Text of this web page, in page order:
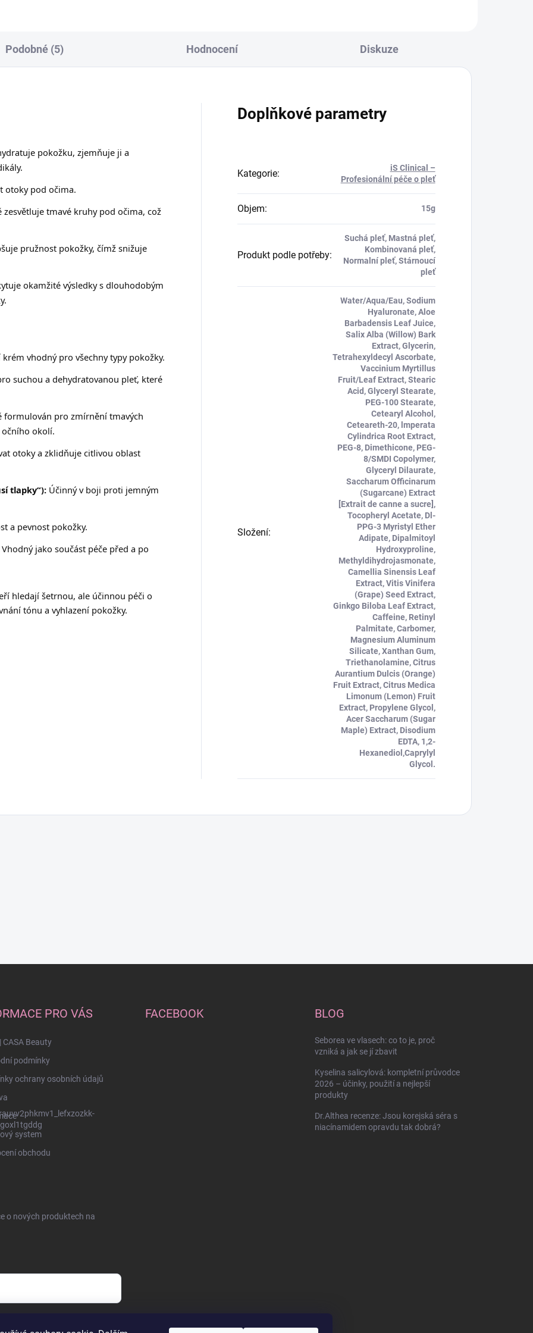
Podobné (5) Hodnocení Diskuze
pokožku, zjemňuje ji a
otoky pod očima.
zesvětluje tmavé kruhy pod očima, což
pružnost pokožky, čímž snižuje
okamžité výsledky s dlouhodobým
vhodný pro všechny typy pokožky.
suchou a dehydratovanou pleť, které
formulován pro zmírnění tmavých
okolí.
otoky a zklidňuje citlivou oblast
tlapky“): Účinný v boji proti jemným
a pevnost pokožky.
Vhodný jako součást péče před a po
hledají šetrnou, ale účinnou péči o
tónu a vyhlazení pokožky.
Doplňkové parametry
Kategorie:
iS Clinical –
Profesionální péče o pleť
Objem: 15g
Produkt podle potřeby:
Suchá pleť, Mastná pleť,
Kombinovaná pleť,
Normalní pleť, Stárnoucí
pleť
Složení:
Water/Aqua/Eau, Sodium
Hyaluronate, Aloe
Barbadensis Leaf Juice,
Salix Alba (Willow) Bark
Extract, Glycerin,
Tetrahexyldecyl Ascorbate,
Vaccinium Myrtillus
Fruit/Leaf Extract, Stearic
Acid, Glyceryl Stearate,
PEG-100 Stearate,
Cetearyl Alcohol,
Ceteareth-20, lmperata
Cylindrica Root Extract,
PEG-8, Dimethicone, PEG-
8/SMDI Copolymer,
Glyceryl Dilaurate,
Saccharum Officinarum
(Sugarcane) Extract
[Extrait de canne a sucre],
Tocopheryl Acetate, Dl-
PPG-3 Myristyl Ether
Adipate, Dipalmitoyl
Hydroxyproline,
Methyldihydrojasmonate,
Camellia Sinensis Leaf
Extract, Vitis Vinifera
(Grape) Seed Extract,
Ginkgo Biloba Leaf Extract,
Caffeine, Retinyl
Palmitate, Carbomer,
Magnesium Aluminum
Silicate, Xanthan Gum,
Triethanolamine, Citrus
Aurantium Dulcis (Orange)
Fruit Extract, Citrus Medica
Limonum (Lemon) Fruit
Extract, Propylene Glycol,
Acer Saccharum (Sugar
Maple) Extract, Disodium
EDTA, 1,2-
Hexanediol,Caprylyl
Glycol.
PRO VÁS
CASA Beauty
podmínky
ochrany osobních údajů
system
obchodu
FACEBOOK BLOG
Seborea ve vlasech: co to je, proč
vzniká a jak se jí zbavit
Kyselina salicylová: kompletní průvodce
2026 – účinky, použití a nejlepší
produkty
Dr.Althea recenze: Jsou korejská séra s
niacínamidem opravdu tak dobrá?
o nových produktech na